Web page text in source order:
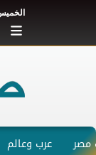
عرب وعالم